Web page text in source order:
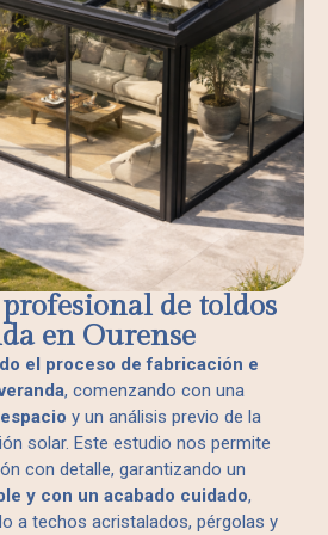
de toldos
en Ourense
el proceso de fabricación e
, comenzando con una
y un análisis previo de la
solar. Este estudio nos permite
con detalle, garantizando un
y con un acabado cuidado,
a techos acristalados, pérgolas y